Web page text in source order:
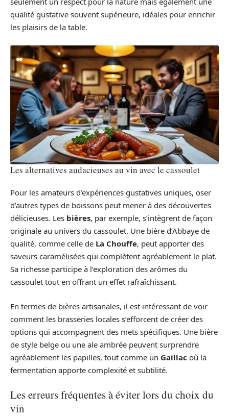
qualité gustative souvent supérieure, idéales pour enrichir
les plaisirs de la table.
Les alternatives audacieuses au vin avec le cassoulet
Pour les amateurs d’expériences gustatives uniques, oser
d’autres types de boissons peut mener à des découvertes
délicieuses. Les bières, par exemple, s’intègrent de façon
originale au univers du cassoulet. Une bière d’Abbaye de
qualité, comme celle de La Chouffe, peut apporter des
saveurs caramélisées qui complètent agréablement le plat.
Sa richesse participe à l’exploration des arômes du
cassoulet tout en offrant un effet rafraîchissant.
En termes de bières artisanales, il est intéressant de voir
comment les brasseries locales s’efforcent de créer des
options qui accompagnent des mets spécifiques. Une bière
de style belge ou une ale ambrée peuvent surprendre
agréablement les papilles, tout comme un Gaillac où la
fermentation apporte complexité et subtilité.
Les erreurs fréquentes à éviter lors du choix du
vin